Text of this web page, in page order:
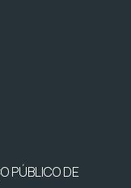
PÚBLICO DE